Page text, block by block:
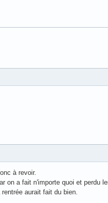
à revoir.
on a fait n'importe quoi et perdu
aurait fait du bien.